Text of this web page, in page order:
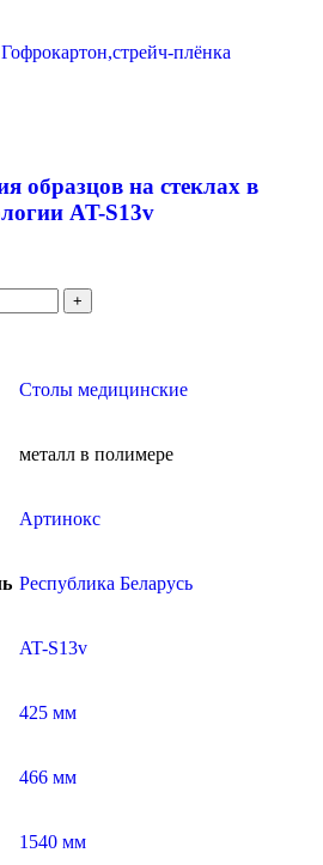
Гофрокартон,стрейч-плёнка
образцов на стеклах в
AT-S13v
Столы медицинские
металл в полимере
Артинокс
Республика Беларусь
AT-S13v
425 мм
466 мм
1540 мм